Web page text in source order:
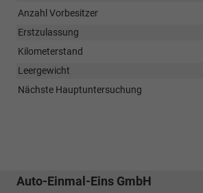
Anzahl Vorbesitzer
Erstzulassung
Kilometerstand
Leergewicht
Nächste Hauptuntersuchung
Auto-Einmal-Eins GmbH